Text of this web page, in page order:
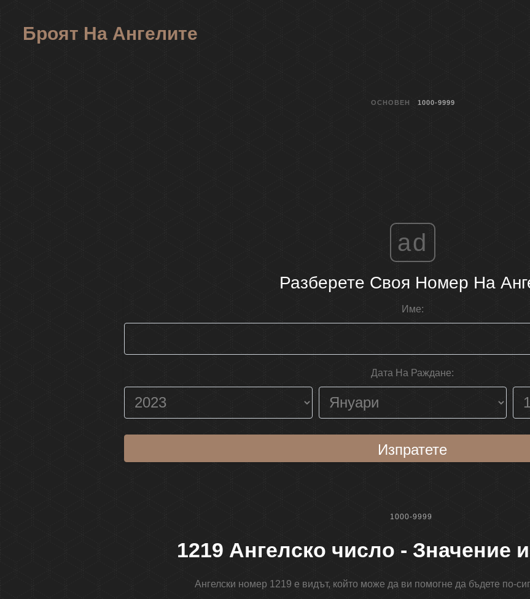
Броят На Ангелите
ОСНОВЕН 1000-9999
ad
Разберете Своя Номер На
Име:
Дата На Раждане:
Изпратете
1000-9999
1219 Ангелско число - Значение
Ангелски номер 1219 е видът, който може да ви помогне да бъдете по-